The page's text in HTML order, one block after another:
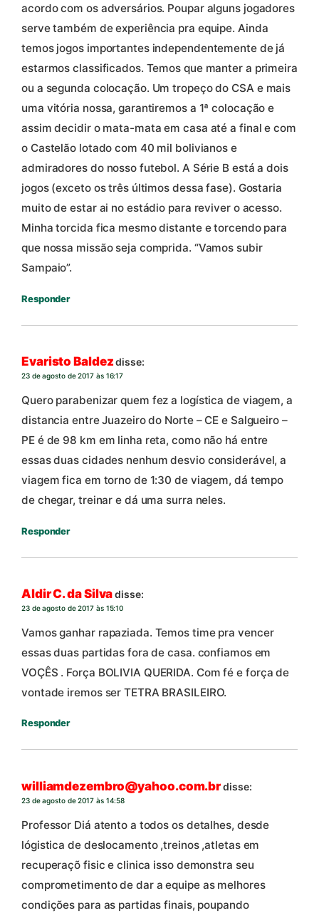
acordo com os adversários. Poupar alguns jogadores
serve também de experiência pra equipe. Ainda
temos jogos importantes independentemente de já
estarmos classificados. Temos que manter a primeira
ou a segunda colocação. Um tropeço do CSA e mais
uma vitória nossa, garantiremos a 1ª colocação e
assim decidir o mata-mata em casa até a final e com
o Castelão lotado com 40 mil bolivianos e
admiradores do nosso futebol. A Série B está a dois
jogos (exceto os três últimos dessa fase). Gostaria
muito de estar ai no estádio para reviver o acesso.
Minha torcida fica mesmo distante e torcendo para
que nossa missão seja comprida. “Vamos subir
Sampaio”.
Responder
Evaristo Baldez disse:
23 de agosto de 2017 às 16:17
Quero parabenizar quem fez a logística de viagem, a
distancia entre Juazeiro do Norte – CE e Salgueiro –
PE é de 98 km em linha reta, como não há entre
essas duas cidades nenhum desvio considerável, a
viagem fica em torno de 1:30 de viagem, dá tempo
de chegar, treinar e dá uma surra neles.
Responder
Aldir C. da Silvadisse:
23 de agosto de 2017 às 15:10
Vamos ganhar rapaziada. Temos time pra vencer
essas duas partidas fora de casa. confiamos em
VOÇÊS . Força BOLIVIA QUERIDA. Com fé e força de
vontade iremos ser TETRA BRASILEIRO.
Responder
williamdezembro@yahoo.com.brdisse:
23 de agosto de 2017 às 14:58
Professor Diá atento a todos os detalhes, desde
lógistica de deslocamento ,treinos ,atletas em
recuperaçõ fisic e clinica isso demonstra seu
comprometimento de dar a equipe as melhores
condições para as partidas finais, poupando